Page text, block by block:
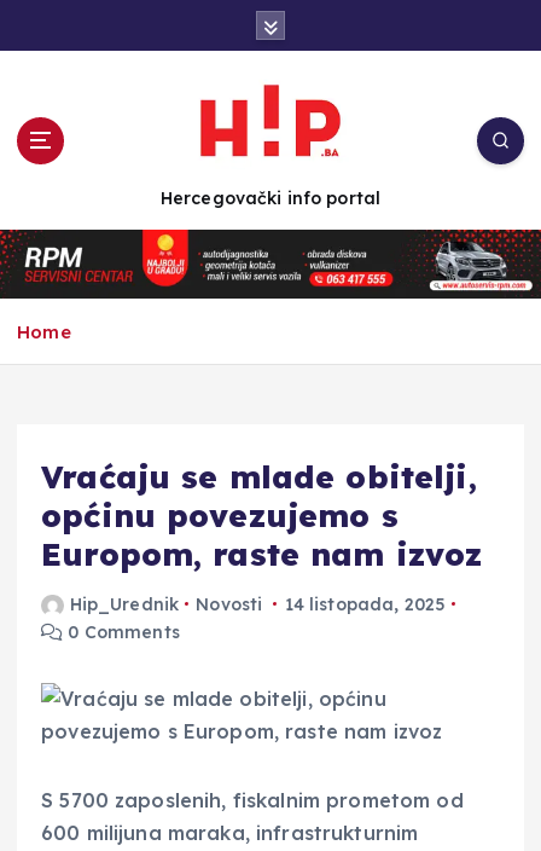
n
t
e
Hercegovački info portal
Home
Vraćaju se mlade obitelji,
općinu povezujemo s
Europom, raste nam izvoz
Hip_Urednik Novosti
14 listopada, 2025
0 Comments
S 5700 zaposlenih, fiskalnim prometom od
600 milijuna maraka, infrastrukturnim